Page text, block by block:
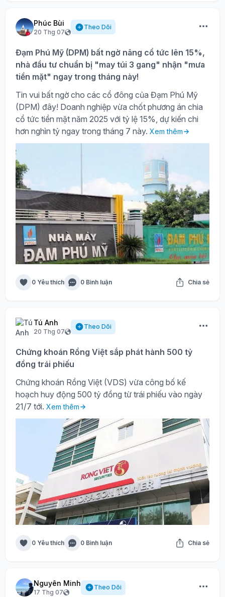
Phúc Bùi
20 Thg 07
Theo Dõi
Đạm Phú Mỹ (DPM) bất ngờ nâng cổ tức lên 15%,
nhà đầu tư chuẩn bị "may túi 3 gang" nhận "mưa
tiền mặt" ngay trong tháng này!
Tin vui bất ngờ cho các cổ đông của Đạm Phú Mỹ
(DPM) đây! Doanh nghiệp vừa chốt phương án chia
cổ tức tiền mặt năm 2025 với tỷ lệ 15%, dự kiến chi
hơn nghìn tỷ ngay trong tháng 7 này. Xem thêm
0 Yêu thích 0 Bình luận Chia sẻ
Tú Anh
20 Thg 07
Theo Dõi
Chứng khoán Rồng Việt sắp phát hành 500 tỷ
đồng trái phiếu
Chứng khoán Rồng Việt (VDS) vừa công bố kế
hoạch huy động 500 tỷ đồng từ trái phiếu vào ngày
21/7 tới. Xem thêm
0 Yêu thích 0 Bình luận Chia sẻ
Nguyên Minh
17 Thg 07
Theo Dõi